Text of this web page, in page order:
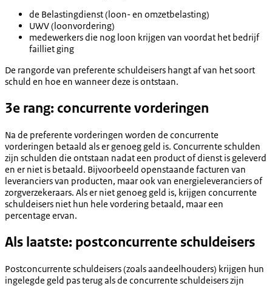
de Belastingdienst (loon- en omzetbelasting)
UWV (loonvordering)
medewerkers die nog loon krijgen van voordat het bedrijf
failliet ging
De rangorde van preferente schuldeisers hangt af van het soort
schuld en hoe en wanneer deze is ontstaan.
3e rang: concurrente vorderingen
Na de preferente vorderingen worden de concurrente
vorderingen betaald als er genoeg geld is. Concurrente schulden
zijn schulden die ontstaan nadat een product of dienst is geleverd
en er niet is betaald. Bijvoorbeeld openstaande facturen van
leveranciers van producten, maar ook van energieleveranciers of
zorgverzekeraars. Als er niet genoeg geld is, krijgen concurrente
schuldeisers niet hun hele vordering betaald, maar een
percentage ervan.
Als laatste: postconcurrente schuldeisers
Postconcurrente schuldeisers (zoals aandeelhouders) krijgen hun
ingelegde geld pas terug als de concurrente schuldeisers zijn